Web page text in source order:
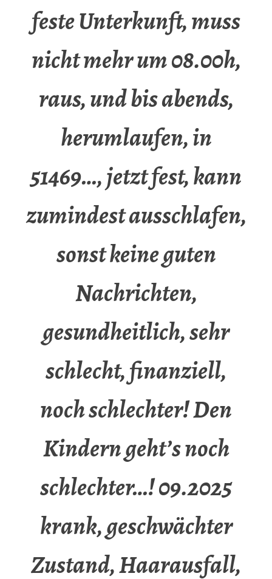
feste Unterkunft, muss
nicht mehr um 08.00h,
raus, und bis abends,
herumlaufen, in
51469…, jetzt fest, kann
zumindest ausschlafen,
sonst keine guten
Nachrichten,
gesundheitlich, sehr
schlecht, finanziell,
noch schlechter! Den
Kindern geht’s noch
schlechter…! 09.2025
krank, geschwächter
Zustand, Haarausfall,